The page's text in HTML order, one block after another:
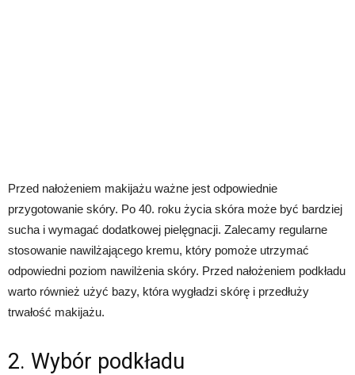
Przed nałożeniem makijażu ważne jest odpowiednie
przygotowanie skóry. Po 40. roku życia skóra może być bardziej
sucha i wymagać dodatkowej pielęgnacji. Zalecamy regularne
stosowanie nawilżającego kremu, który pomoże utrzymać
odpowiedni poziom nawilżenia skóry. Przed nałożeniem podkładu
warto również użyć bazy, która wygładzi skórę i przedłuży
trwałość makijażu.
2. Wybór podkładu